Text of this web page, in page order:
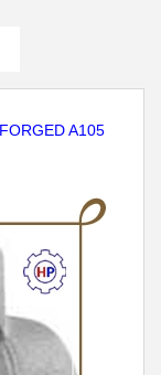
A105